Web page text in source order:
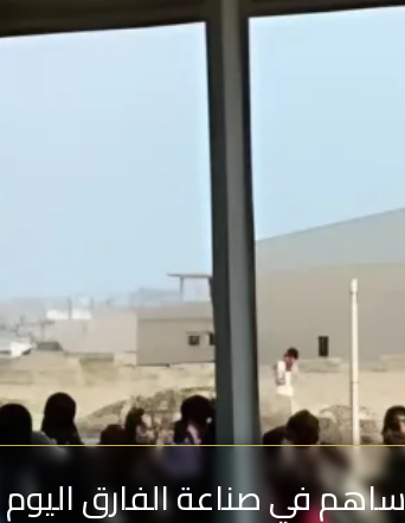
ساهم في صناعة الفارق اليوم